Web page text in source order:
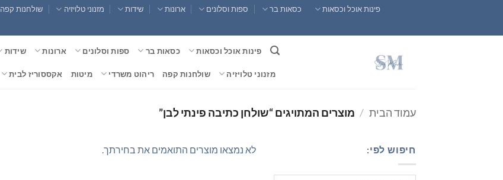
content
פינות אוכל וכסאות כסאות בר ספות וסלונים ארונות שידות מזנוני טלויזיה שולחנות קפה
פינות אוכל וכסאות כסאות בר ספות וסלונים ארונות שידות
מזנוני טלויזיה שולחנות קפה ריהוט משרדי מיטות אקססוריז לבית
עמוד הבית / מוצרים המתויגים “שולחן כתיבה פינתי לבן”
חיפוש לפי: לא נמצאו מוצרים התואמים את בחירתך.